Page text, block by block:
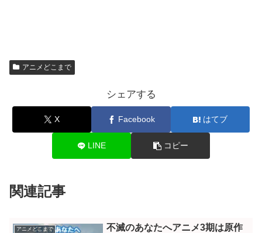
アニメどこまで
シェアする
X Facebook はてブ
LINE コピー
関連記事
アニメどこまで
不滅のあなたへアニメ3期は原作